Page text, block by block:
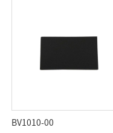
BV1010-00